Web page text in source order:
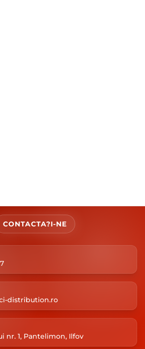
CONTACTA?I-NE
distribution.ro
nr. 1, Pantelimon, Ilfov